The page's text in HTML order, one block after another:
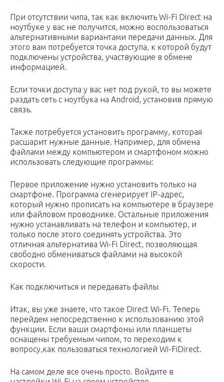
При отсутствии чипа, так как включить Wi-Fi Direct на
ноутбуке у вас не получится, можно воспользоваться
альтернативными вариантами передачи данных. Для
этого вам потребуется точка доступа, к которой будут
подключены устройства, участвующие в обмене
информацией.
Если точки доступа у вас нет под рукой, то вы можете
раздать сеть с ноутбука на Android, установив прямую
связь.
Также потребуется установить программу, которая
расшарит нужные данные. Например, для обмена
файлами между компьютером и смартфоном можно
использовать следующие программы:
Первое приложение нужно установить только на
смартфоне. Программа сгенерирует IP-адрес,
который нужно прописать на компьютере в браузере
или файловом проводнике. Остальные приложения
нужно устанавливать на телефон и компьютер, и
только после этого соединять устройства. Это
отличная альтернатива Wi-Fi Direct, позволяющая
свободно обмениваться файлами на высокой
скорости.
Как подключиться и передавать файлы
Итак, вы уже знаете, что такое Direct Wi-Fi. Теперь
перейдем непосредственно к использованию этой
функции. Если ваши смартфоны или планшеты
оснащены требуемым чипом, то переходим к
вопросу,как пользоваться технологией Wi-FiDirect.
На самом деле все очень просто. Войдите в